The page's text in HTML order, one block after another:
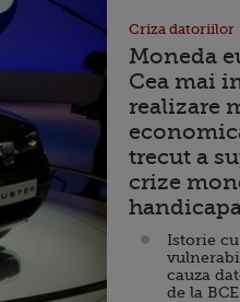
Criza datoriilor
Moneda
Cea mai
realizare
trecut a
crize
Istorie
cauza
de la BCE